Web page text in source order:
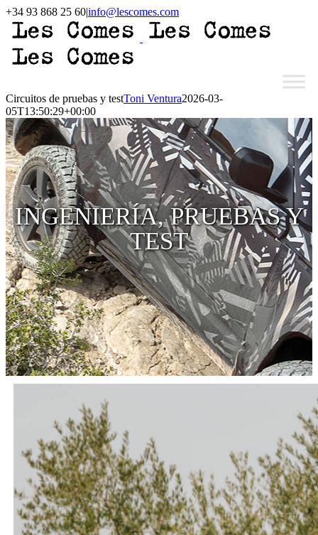
Saltar
al
contenido
+34 93 868 25 60|info@lescomes.com
Instagram
Circuitos de pruebas y testToni Ventura2026-03-
05T13:50:29+00:00
INGENIERÍA, PRUEBAS Y
TEST